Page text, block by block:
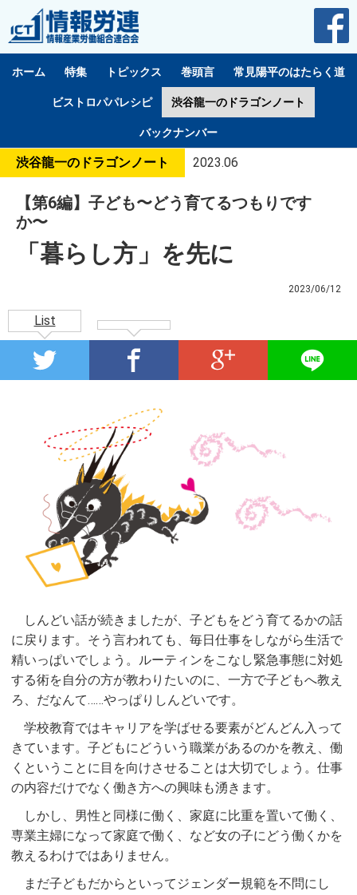
ホーム 特集 トピックス 巻頭言 常見陽平のはたらく道
ビストロパパレシピ 渋谷龍一のドラゴンノート
バックナンバー
渋谷龍一のドラゴンノート 2023.06
【第6編】子ども〜どう育てるつもりです
か〜
「暮らし方」を先に
2023/06/12
List
しんどい話が続きましたが、子どもをどう育てるかの話
に戻ります。そう言われても、毎日仕事をしながら生活で
精いっぱいでしょう。ルーティンをこなし緊急事態に対処
する術を自分の方が教わりたいのに、一方で子どもへ教え
ろ、だなんて……やっぱりしんどいです。
学校教育ではキャリアを学ばせる要素がどんどん入って
きています。子どもにどういう職業があるのかを教え、働
くということに目を向けさせることは大切でしょう。仕事
の内容だけでなく働き方への興味も湧きます。
しかし、男性と同様に働く、家庭に比重を置いて働く、
専業主婦になって家庭で働く、など女の子にどう働くかを
教えるわけではありません。
まだ子どもだからといってジェンダー規範を不問にし